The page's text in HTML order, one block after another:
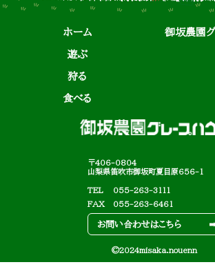
〒406-0804
山梨県笛吹市御坂町夏目原656-1
TEL
055-263-3111
FAX
055-263-6461
お問い合わせはこちら
ホーム 御坂農園グ
遊ぶ
狩る
食べる
©2024misaka.nouenn